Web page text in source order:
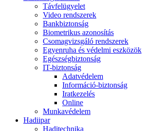
Távfelügyelet
Video rendszerek
Bankbiztonság
Biometrikus azonosítás
Csomagvizsgáló rendszerek
Egyenruha és védelmi eszközök
Egészségbiztonság
IT-biztonság
Adatvédelem
Információ-biztonság
Iratkezelés
Online
Munkavédelem
Hadiipar
Haditechnika